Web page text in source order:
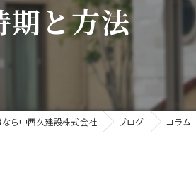
期と方法
ら中西久建設株式会社 ブログ コラム